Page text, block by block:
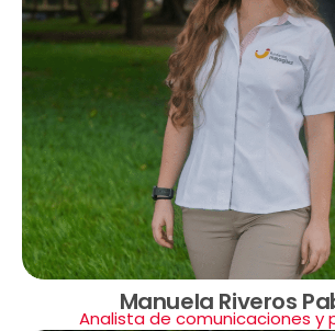
Manuela Riveros
Analista de comunicaciones y